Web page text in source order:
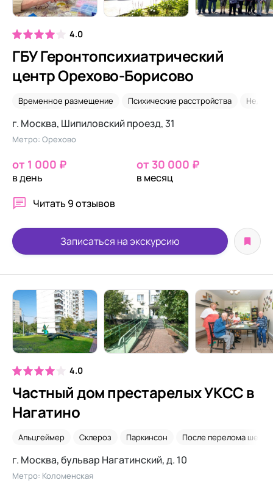
4.0
ГБУ Геронтопсихиатрический
центр Орехово-Борисово
Временное размещение Психические расстройства
г. Москва, Шипиловский проезд, 31
Метро: Орехово
от 1 000 ₽
в день
от 30 000 ₽
в месяц
Читать 9 отзывов
Записаться на экскурсию
4.0
Частный дом престарелых УКСС в
Нагатино
Альцгеймер Склероз Паркинсон После перелома шейки
г. Москва, бульвар Нагатинский, д. 10
Метро: Коломенская